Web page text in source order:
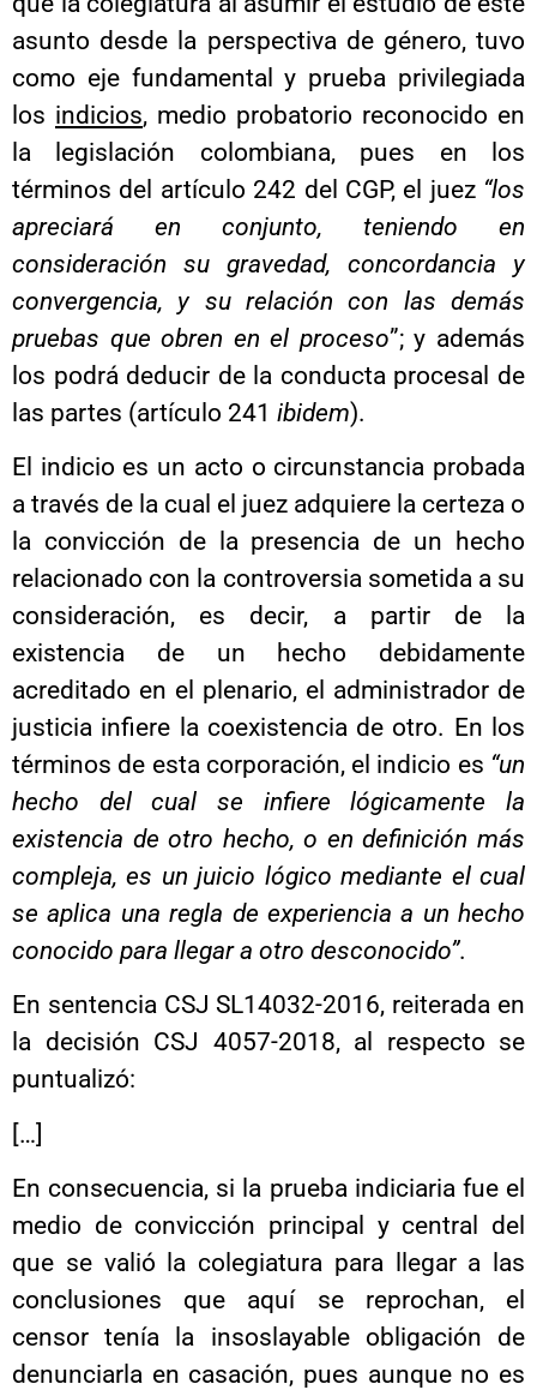
asunto desde la perspectiva de género, tuvo
como eje fundamental y prueba privilegiada
los indicios, medio probatorio reconocido en
la legislación colombiana, pues en los
términos del artículo 242 del CGP, el juez “los
apreciará en conjunto, teniendo en
consideración su gravedad, concordancia y
convergencia, y su relación con las demás
pruebas que obren en el proceso”; y además
los podrá deducir de la conducta procesal de
las partes (artículo 241 ibidem).
El indicio es un acto o circunstancia probada
a través de la cual el juez adquiere la certeza o
la convicción de la presencia de un hecho
relacionado con la controversia sometida a su
consideración, es decir, a partir de la
existencia de un hecho debidamente
acreditado en el plenario, el administrador de
justicia infiere la coexistencia de otro. En los
términos de esta corporación, el indicio es “un
hecho del cual se infiere lógicamente la
existencia de otro hecho, o en definición más
compleja, es un juicio lógico mediante el cual
se aplica una regla de experiencia a un hecho
conocido para llegar a otro desconocido”.
En sentencia CSJ SL14032-2016, reiterada en
la decisión CSJ 4057-2018, al respecto se
puntualizó:
[…]
En consecuencia, si la prueba indiciaria fue el
medio de convicción principal y central del
que se valió la colegiatura para llegar a las
conclusiones que aquí se reprochan, el
censor tenía la insoslayable obligación de
denunciarla en casación, pues aunque no es